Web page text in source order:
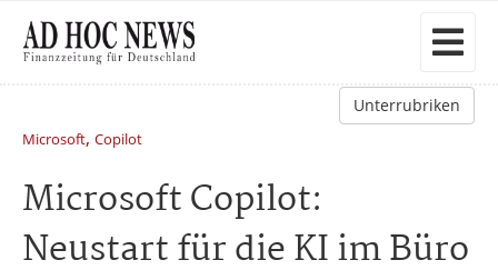
Unterrubriken
Microsoft, Copilot
Microsoft Copilot:
Neustart für die KI im Büro